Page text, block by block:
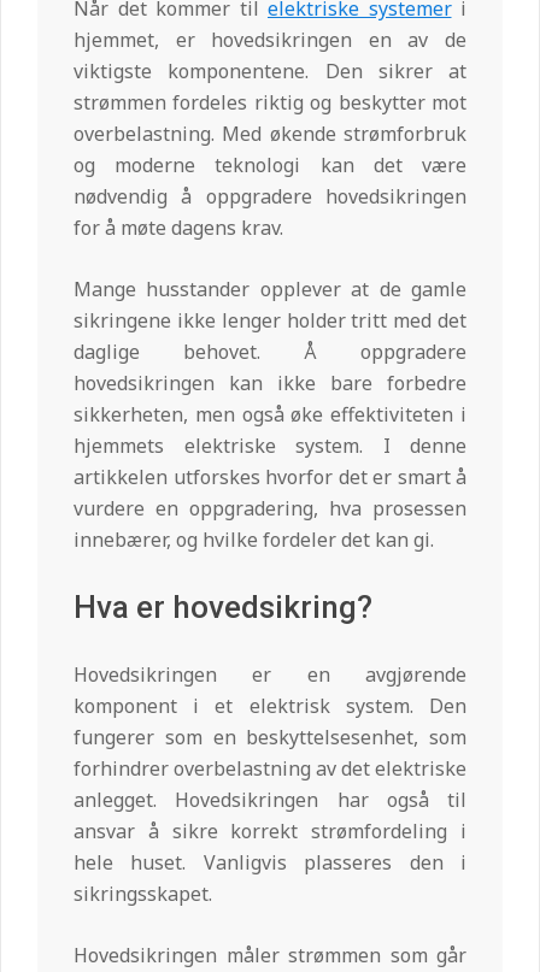
Når det kommer til elektriske systemeri
hjemmet, er hovedsikringen en av de
viktigste komponentene. Den sikrer at
strømmen fordeles riktig og beskytter mot
overbelastning. Med økende strømforbruk
og moderne teknologi kan det være
nødvendig å oppgradere hovedsikringen
for å møte dagens krav.
Mange husstander opplever at de gamle
sikringene ikke lenger holder tritt med det
daglige behovet. Å oppgradere
hovedsikringen kan ikke bare forbedre
sikkerheten, men også øke effektiviteten i
hjemmets elektriske system. I denne
artikkelen utforskes hvorfor det er smart å
vurdere en oppgradering, hva prosessen
innebærer, og hvilke fordeler det kan gi.
Hva er hovedsikring?
Hovedsikringen er en avgjørende
komponent i et elektrisk system. Den
fungerer som en beskyttelsesenhet, som
forhindrer overbelastning av det elektriske
anlegget. Hovedsikringen har også til
ansvar å sikre korrekt strømfordeling i
hele huset. Vanligvis plasseres den i
sikringsskapet.
Hovedsikringen måler strømmen som går